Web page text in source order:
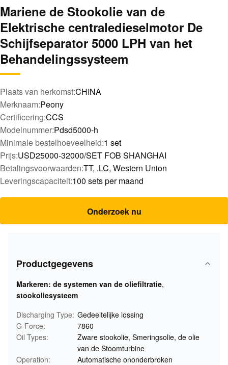
Mariene de Stookolie van de
Elektrische centraledieselmotor De
Schijfseparator 5000 LPH van het
Behandelingssysteem
Plaats van herkomst:CHINA
Merknaam:Peony
Certificering:CCS
Modelnummer:Pdsd5000-h
Minimale bestelhoeveelheid:1 set
Prijs:USD25000-32000/SET FOB SHANGHAI
Betalingsvoorwaarden:TT, .LC, Western Union
Leveringscapaciteit:100 sets per maand
Onderzoek nu
Productgegevens
Markeren: de systemen van de oliefiltratie,
stookoliesysteem
Discharging Type: Gedeeltelijke lossing
G-Force:
7860
Oil Types:
Zware stookolie, Smeringsolie, de olie
van de Stoomturbine
Operation:
Automatische ononderbroken